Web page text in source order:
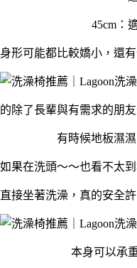
45cm：
形可能都比較嬌小，還
除了長輩與有需求的朋
有時候地板濕
如果在洗頭～～也看不太
直接坐著洗澡，真的安全
本身可以承